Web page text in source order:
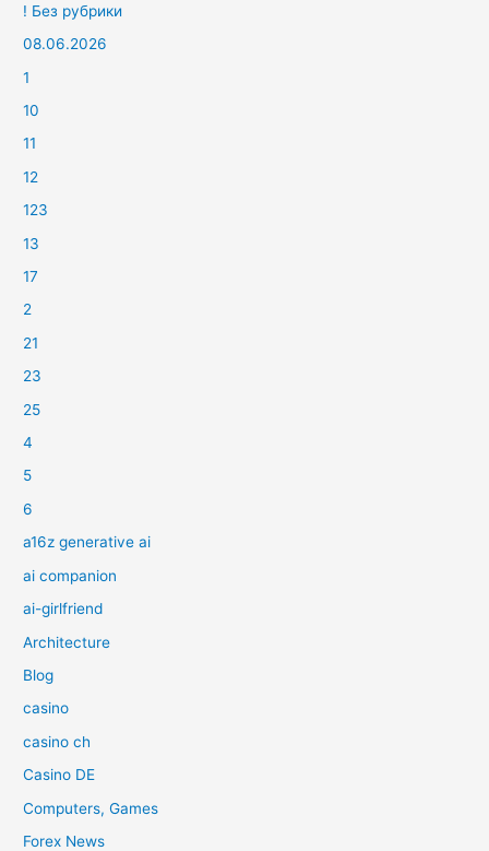
! Без рубрики
08.06.2026
1
10
11
12
123
13
17
2
21
23
25
4
5
6
a16z generative ai
ai companion
ai-girlfriend
Architecture
Blog
casino
casino ch
Casino DE
Computers, Games
Forex News